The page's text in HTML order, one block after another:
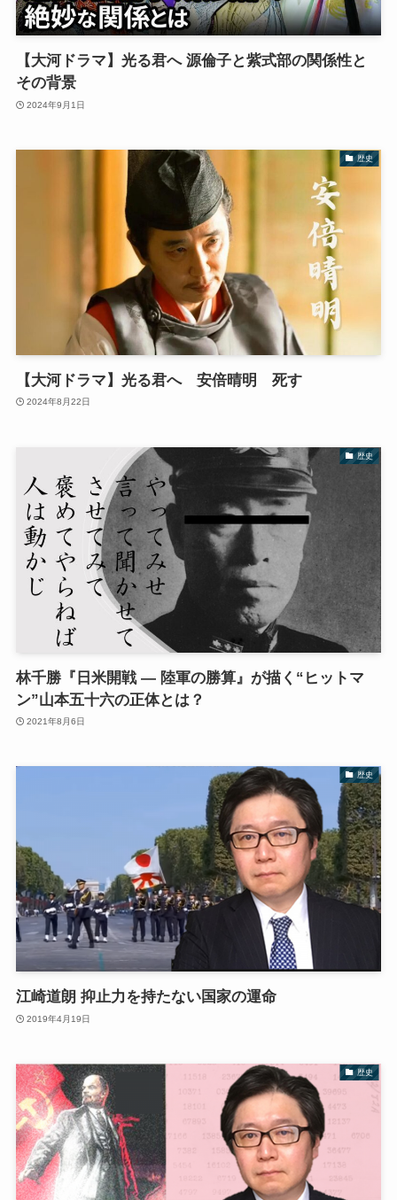
【大河ドラマ】光る君へ 源倫子と紫式部の関係性と
その背景
2024年9月1日
歴史
【大河ドラマ】光る君へ 安倍晴明 死す
2024年8月22日
歴史
林千勝『日米開戦 ― 陸軍の勝算』が描く“ヒットマ
ン”山本五十六の正体とは？
2021年8月6日
歴史
江崎道朗 抑止力を持たない国家の運命
2019年4月19日
歴史